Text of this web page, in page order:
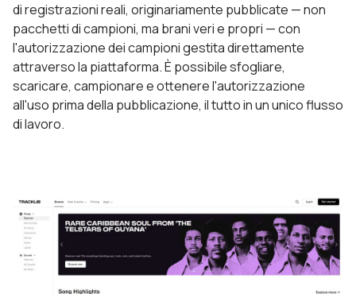
di registrazioni reali, originariamente pubblicate — non
pacchetti di campioni, ma brani veri e propri — con
l'autorizzazione dei campioni gestita direttamente
attraverso la piattaforma. È possibile sfogliare,
scaricare, campionare e ottenere l'autorizzazione
all'uso prima della pubblicazione, il tutto in un unico flusso
di lavoro.